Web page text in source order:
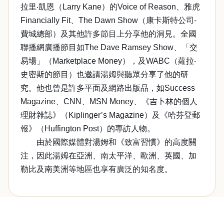
拉里‧凱恩（Larry Kane）的Voice of Reason、雅虎
Financially Fit、The Dawn Show（康卡斯特公司-
費城總部）及其他許多節目上分享他的洞見。全國
聯播網廣播節目如The Dave Ramsey Show、「交
易場」（Marketplace Money），及WABC（蘿拉‧
史密斯的節目）也邀請湯姆與聽眾分享了他的研
究。他也曾是許多平面及網路出版品，如Success
Magazine、CNN、MSN Money、《吉卜林的個人
理財雜誌》（Kiplinger’s Magazine）及《哈芬登郵
報》（Huffington Post）的專訪人物。
由於國際媒體對湯姆和《致富習慣》的高度關
注，因此湯姆在亞洲、南太平洋、歐洲、英國、加
勒比及南美洲等地區也享有廣泛的知名度。